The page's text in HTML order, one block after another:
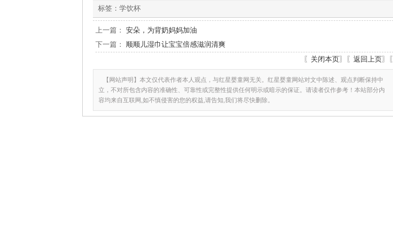
标签： 学饮杯
上一篇： 安朵，为背奶妈妈加油
下一篇： 顺顺儿湿巾让宝宝倍感滋润清爽
〖 关闭本页〗〖 返回上页〗〖
【网站声明】本文仅代表作者本人观点，与红星婴童网无关。红星婴童网站对文中陈述、观点判断保持中
立，不对所包含内容的准确性、可靠性或完整性提供任何明示或暗示的保证。请读者仅作参考！本站部分内
容均来自互联网,如不慎侵害的您的权益,请告知,我们将尽快删除。